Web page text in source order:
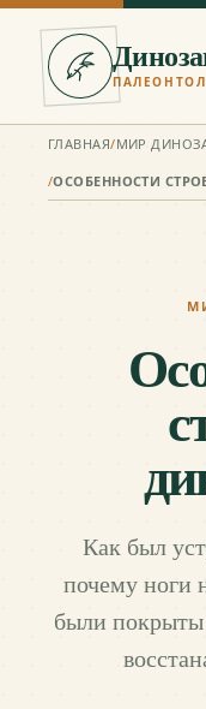
ГЛАВНАЯ/МИР
/ОСОБЕННОСТИ
Как был
почему ноги
были